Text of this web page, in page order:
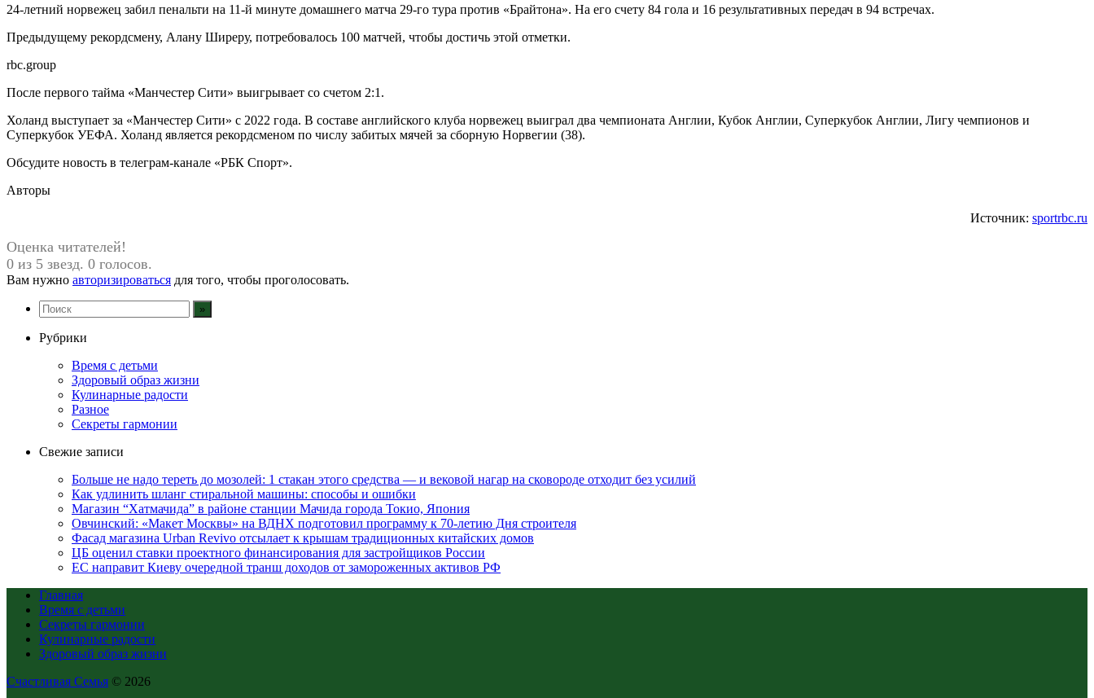
24-летний норвежец забил пенальти на 11-й минуте домашнего матча 29-го тура против «Брайтона». На его счету 84 гола и 16 результативных передач в 94 встречах.
Предыдущему рекордсмену, Алану Ширеру, потребовалось 100 матчей, чтобы достичь этой отметки.
rbc.group
После первого тайма «Манчестер Сити» выигрывает со счетом 2:1.
Холанд выступает за «Манчестер Сити» с 2022 года. В составе английского клуба норвежец выиграл два чемпионата Англии, Кубок Англии, Суперкубок Англии, Лигу чемпионов и
Суперкубок УЕФА. Холанд является рекордсменом по числу забитых мячей за сборную Норвегии (38).
Обсудите новость в телеграм-канале «РБК Спорт».
Авторы
Источник: sportrbc.ru
Оценка читателей!
0 из 5 звезд. 0 голосов.
Вам нужно авторизироваться для того, чтобы проголосовать.
Рубрики
Время с детьми
Здоровый образ жизни
Кулинарные радости
Разное
Секреты гармонии
Свежие записи
Больше не надо тереть до мозолей: 1 стакан этого средства — и вековой нагар на сковороде отходит без усилий
Как удлинить шланг стиральной машины: способы и ошибки
Магазин “Хатмачида” в районе станции Мачида города Токио, Япония
Овчинский: «Макет Москвы» на ВДНХ подготовил программу к 70-летию Дня строителя
Фасад магазина Urban Revivo отсылает к крышам традиционных китайских домов
ЦБ оценил ставки проектного финансирования для застройщиков России
ЕС направит Киеву очередной транш доходов от замороженных активов РФ
Главная
Время с детьми
Секреты гармонии
Кулинарные радости
Здоровый образ жизни
Счастливая Семья © 2026